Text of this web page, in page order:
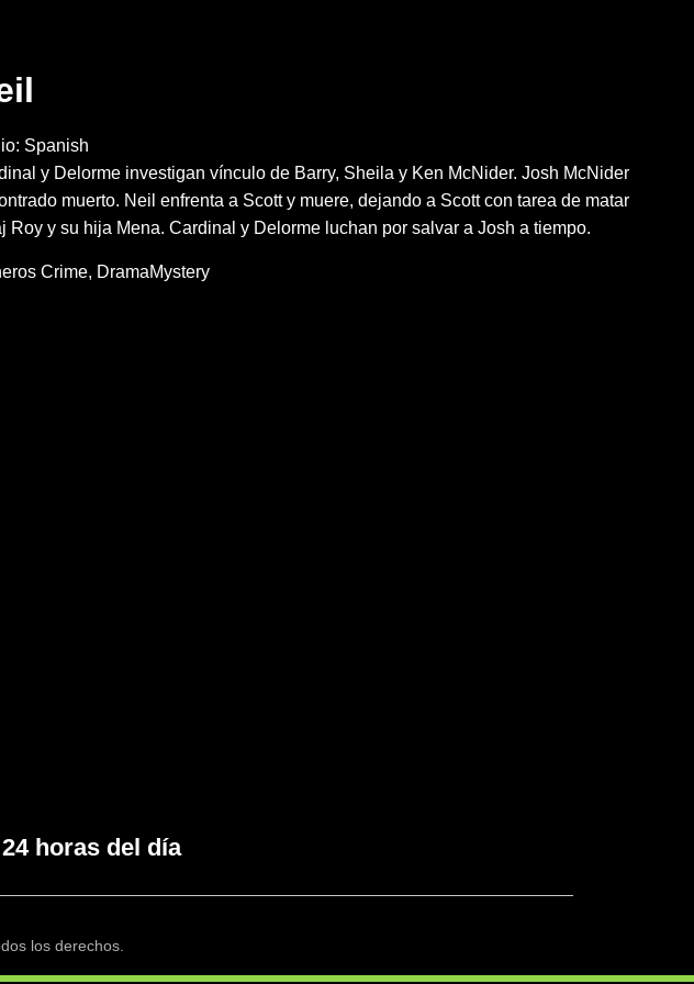
Spanish
y Delorme investigan vínculo de Barry, Sheila y Ken McNider. Josh McNider
muerto. Neil enfrenta a Scott y muere, dejando a Scott con tarea de matar
Roy y su hija Mena. Cardinal y Delorme luchan por salvar a Josh a tiempo.
Crime DramaMystery
horas del día
los derechos.